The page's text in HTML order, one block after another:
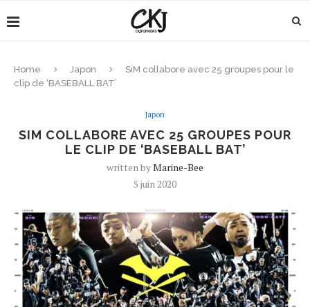
Home Japon
SiM collabore avec 25 groupes pour le
clip de ‘BASEBALL BAT’
Japon
SIM COLLABORE AVEC 25 GROUPES POUR
LE CLIP DE ‘BASEBALL BAT’
written byMarine-Bee
5 juin 2020